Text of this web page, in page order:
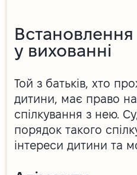
Встановлення
у вихованні
Той з батьків, хто
дитини, має право
спілкування з нею.
порядок такого
інтереси дитини та